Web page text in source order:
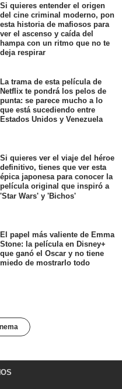
Si quieres entender el origen
del cine criminal moderno, pon
esta historia de mafiosos para
ver el ascenso y caída del
hampa con un ritmo que no te
deja respirar
La trama de esta película de
Netflix te pondrá los pelos de
punta: se parece mucho a lo
que está sucediendo entre
Estados Unidos y Venezuela
Si quieres ver el viaje del héroe
definitivo, tienes que ver esta
épica japonesa para conocer la
película original que inspiró a
'Star Wars' y 'Bichos'
El papel más valiente de Emma
Stone: la película en Disney+
que ganó el Oscar y no tiene
miedo de mostrarlo todo